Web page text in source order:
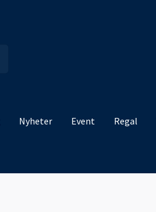
Nyheter Event Regal